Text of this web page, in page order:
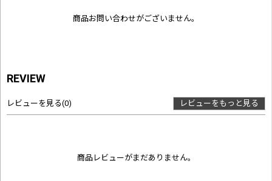
商品お問い合わせがございません。
REVIEW
レビューを見る(0) レビューをもっと見る
商品レビューがまだありません。